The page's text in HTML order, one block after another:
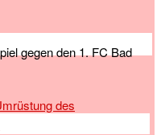
gegen den 1. FC Bad
des